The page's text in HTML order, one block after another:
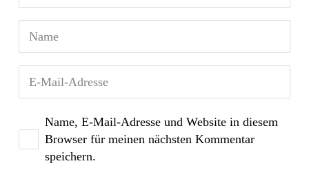
Name, E-Mail-Adresse und Website in diesem
Browser für meinen nächsten Kommentar
speichern.